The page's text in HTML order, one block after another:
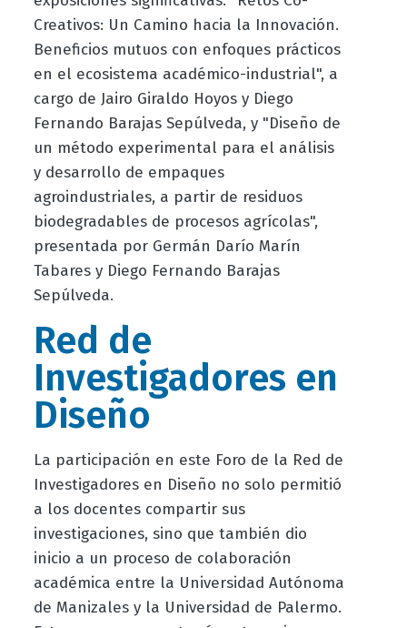
Creativos: Un Camino hacia la Innovación.
Beneficios mutuos con enfoques prácticos
en el ecosistema académico-industrial", a
cargo de Jairo Giraldo Hoyos y Diego
Fernando Barajas Sepúlveda, y "Diseño de
un método experimental para el análisis
y desarrollo de empaques
agroindustriales, a partir de residuos
biodegradables de procesos agrícolas",
presentada por Germán Darío Marín
Tabares y Diego Fernando Barajas
Sepúlveda.
Red de
Investigadores en
Diseño
La participación en este Foro de la Red de
Investigadores en Diseño no solo permitió
a los docentes compartir sus
investigaciones, sino que también dio
inicio a un proceso de colaboración
académica entre la Universidad Autónoma
de Manizales y la Universidad de Palermo.